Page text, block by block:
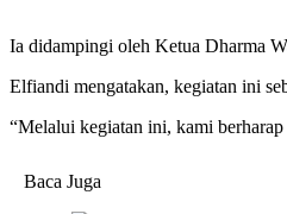
Ia didampingi oleh Ketua Dharma
Elfiandi mengatakan, kegiatan ini
“Melalui kegiatan ini, kami
Baca Juga